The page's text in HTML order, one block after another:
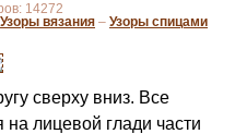
14272
Узоры вязания – Узоры спицами
сверху вниз. Все
лицевой глади части